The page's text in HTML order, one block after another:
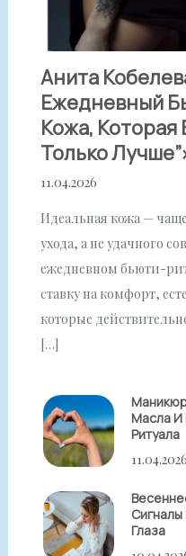
Анита
Ежедневный
Кожа, Которая
Только
11.04.2026
Идеальная кожа —
ухода, а не удачного
ежедневном бьюти-
ставку на комфорт,
которые
[…]
Масла И
Ритуала
11.04.2026
Глаза